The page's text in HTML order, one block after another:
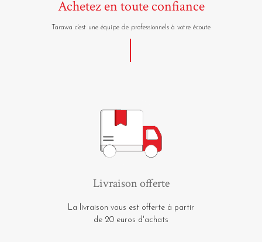
Achetez en toute confiance
Tarawa c'est une équipe de professionnels à votre écoute
Livraison offerte
La livraison vous est offerte à partir
de 20 euros d'achats